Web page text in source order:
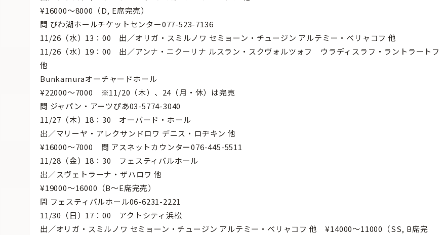
¥16000〜8000（D, E席完売）
問 びわ湖ホールチケットセンター077-523-7136
11/26（水）13：00 出／オリガ・スミルノワ セミョーン・チュージン アルテミー・ベリャコフ 他
11/26（水）19：00 出／アンナ・ニクーリナ ルスラン・スクヴォルツォフ ウラディスラフ・ラントラートフ
他
Bunkamuraオーチャードホール
¥22000〜7000 ※11/20（木）、24（月・休）は完売
問 ジャパン・アーツぴあ03-5774-3040
11/27（木）18：30 オーバード・ホール
出／マリーヤ・アレクサンドロワ デニス・ロヂキン 他
¥16000〜7000 問 アスネットカウンター076-445-5511
11/28（金）18：30 フェスティバルホール
出／スヴェトラーナ・ザハロワ 他
¥19000〜16000（B〜E席完売）
問 フェスティバルホール06-6231-2221
11/30（日）17：00 アクトシティ浜松
出／オリガ・スミルノワ セミョーン・チュージン アルテミー・ベリャコフ 他 ¥14000〜11000（SS, B席完